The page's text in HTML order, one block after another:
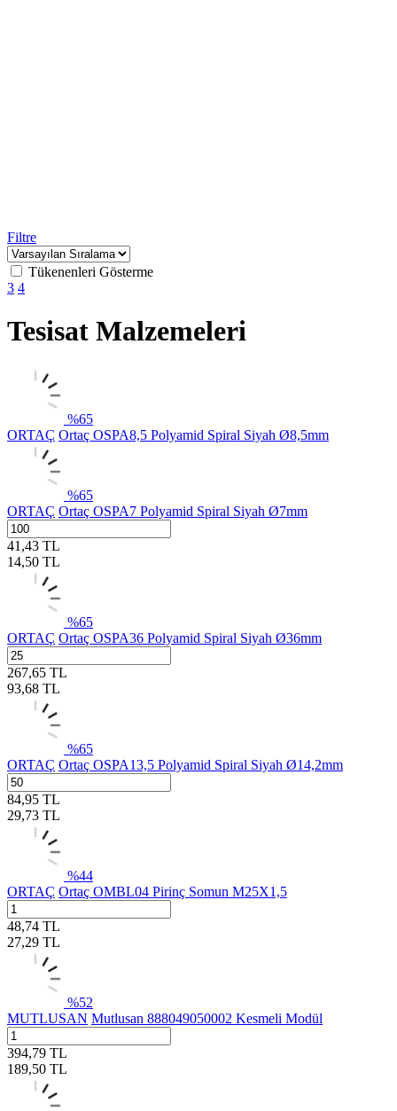
Filtre
Tükenenleri Gösterme
3 4
Tesisat Malzemeleri
%65
ORTAÇ Ortaç OSPA8,5 Polyamid Spiral Siyah Ø8,5mm
%65
ORTAÇ Ortaç OSPA7 Polyamid Spiral Siyah Ø7mm
41,43 TL
14,50 TL
%65
ORTAÇ Ortaç OSPA36 Polyamid Spiral Siyah Ø36mm
267,65 TL
93,68 TL
%65
ORTAÇ Ortaç OSPA13,5 Polyamid Spiral Siyah Ø14,2mm
84,95 TL
29,73 TL
%44
ORTAÇ Ortaç OMBL04 Pirinç Somun M25X1,5
48,74 TL
27,29 TL
%52
MUTLUSAN Mutlusan 888049050002 Kesmeli Modül
394,79 TL
189,50 TL